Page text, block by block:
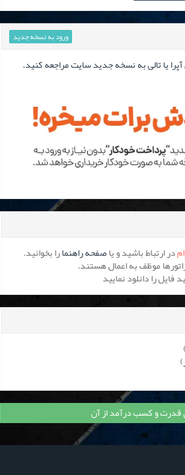
ورود به نسخه جدید
یا تالی به نسخه جدید سایت مراجعه کنید.
در ارتباط باشید و یاصفحه راهنمارا بخوانید.
)
)